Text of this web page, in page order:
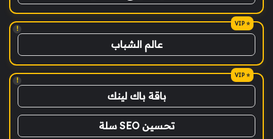
!
عالم الشباب
!
باقة باك لينك
تحسين SEO سلة